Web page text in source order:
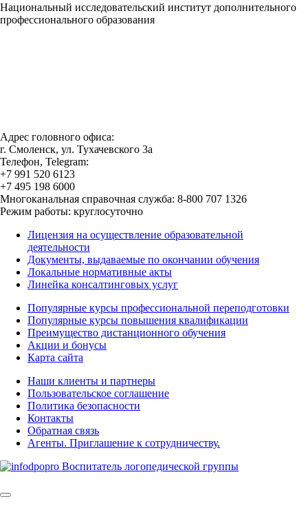
Национальный исследовательский институт дополнительного
профессионального образования
Адрес головного офиса:
г. Смоленск, ул. Тухачевского 3а
Телефон, Telegram:
+7 991 520 6123
+7 495 198 6000
Многоканальная справочная служба: 8-800 707 1326
Режим работы: круглосуточно
Лицензия на осуществление образовательной
деятельности
Документы, выдаваемые по окончании обучения
Локальные нормативные акты
Линейка консалтинговых услуг
Популярные курсы профессиональной переподготовки
Популярные курсы повышения квалификации
Преимущество дистанционного обучения
Акции и бонусы
Карта сайта
Наши клиенты и партнеры
Пользовательское соглашение
Политика безопасности
Контакты
Обратная связь
Агенты. Приглашение к сотрудничеству.